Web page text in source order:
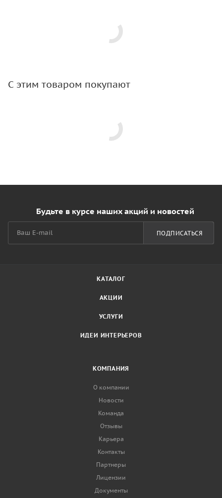
С этим товаром покупают
Будьте в курсе наших акций и новостей
ПОДПИСАТЬСЯ
КАТАЛОГ
АКЦИИ
УСЛУГИ
ИДЕИ ИНТЕРЬЕРОВ
КОМПАНИЯ
О компании
Новости
Команда
Отзывы
Карьера
Контакты
Партнеры
Лицензии
Документы